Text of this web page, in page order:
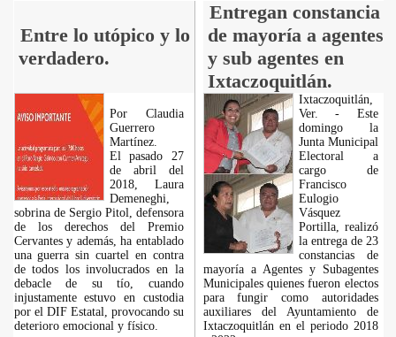
Entre lo utópico y lo
verdadero.
Entregan constancia
de mayoría a agentes
y sub agentes en
Ixtaczoquitlán.
Por Claudia
Guerrero
Martínez.
El pasado 27
de abril del
2018, Laura
Demeneghi,
sobrina de Sergio Pitol, defensora
de los derechos del Premio
Cervantes y además, ha entablado
una guerra sin cuartel en contra
de todos los involucrados en la
debacle de su tío, cuando
injustamente estuvo en custodia
por el DIF Estatal, provocando su
deterioro emocional y físico.
Ixtaczoquitlán,
Ver. - Este
domingo la
Junta Municipal
Electoral a
cargo de
Francisco
Eulogio
Vásquez
Portilla, realizó
la entrega de 23
constancias de
mayoría a Agentes y Subagentes
Municipales quienes fueron electos
para fungir como autoridades
auxiliares del Ayuntamiento de
Ixtaczoquitlán en el periodo 2018